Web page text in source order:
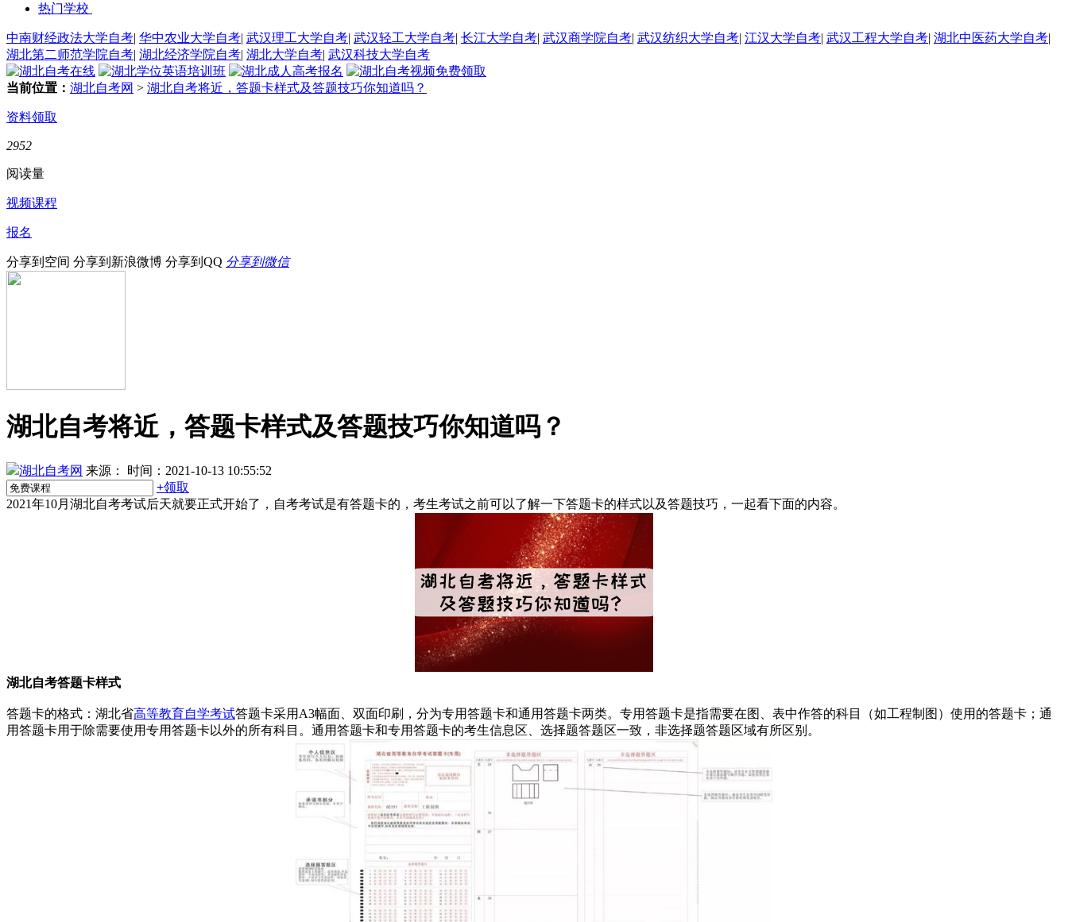
热门学校
中南财经政法大学自考| 华中农业大学自考| 武汉理工大学自考| 武汉轻工大学自考| 长江大学自考| 武汉商学院自考| 武汉纺织大学自考| 江汉大学自考| 武汉工程大学自考| 湖北中医药大学自考|
湖北第二师范学院自考| 湖北经济学院自考| 湖北大学自考| 武汉科技大学自考
当前位置： 湖北自考网 > 湖北自考将近，答题卡样式及答题技巧你知道吗？
资料领取
2952
阅读量
视频课程
报名
分享到空间 分享到新浪微博 分享到QQ 分享到微信
湖北自考将近，答题卡样式及答题技巧你知道吗？
湖北自考网 来源：
时间：2021-10-13 10:55:52
+领取
2021年10月湖北自考考试后天就要正式开始了，自考考试是有答题卡的，考生考试之前可以了解一下答题卡的样式以及答题技巧，一起看下面的内容。
湖北自考答题卡样式
答题卡的格式：湖北省高等教育自学考试答题卡采用A3幅面、双面印刷，分为专用答题卡和通用答题卡两类。专用答题卡是指需要在图、表中作答的科目（如工程制图）使用的答题卡；通
用答题卡用于除需要使用专用答题卡以外的所有科目。通用答题卡和专用答题卡的考生信息区、选择题答题区一致，非选择题答题区域有所区别。